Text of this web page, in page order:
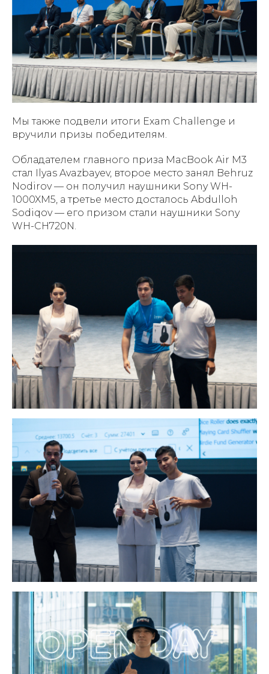
Мы также подвели итоги Exam Challenge и
вручили призы победителям.
Обладателем главного приза MacBook Air M3
стал Ilyas Avazbayev, второе место занял Behruz
Nodirov — он получил наушники Sony WH-
1000XM5, а третье место досталось Abdulloh
Sodiqov — его призом стали наушники Sony
WH-CH720N.